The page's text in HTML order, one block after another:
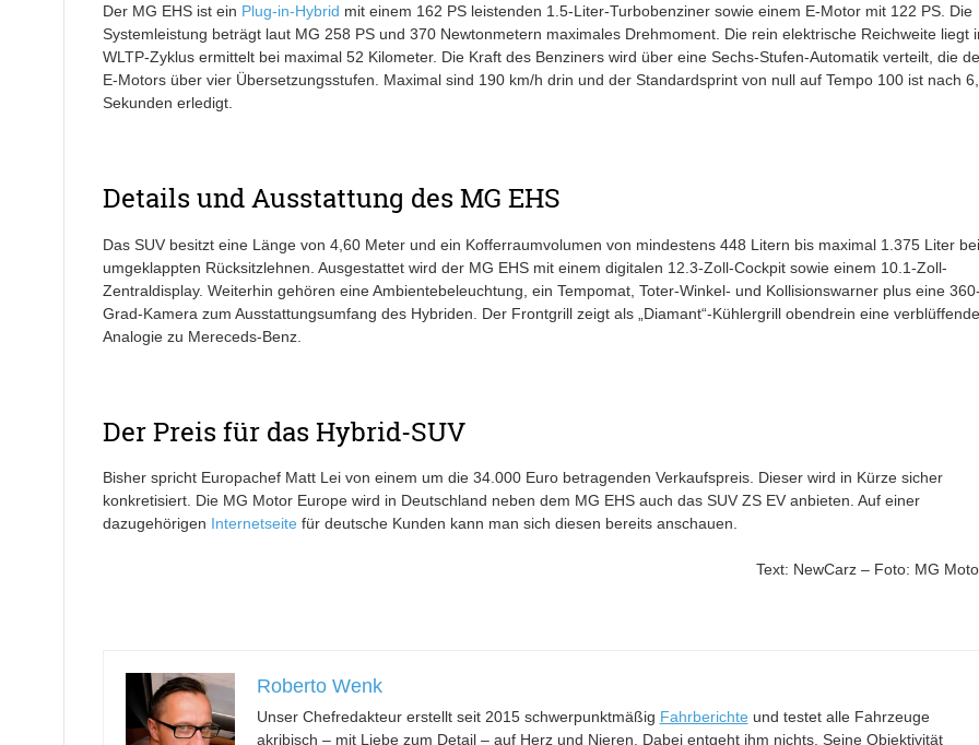
Der MG EHS ist ein Plug-in-Hybrid mit einem 162 PS leistenden 1.5-Liter-Turbobenziner sowie einem E-Motor mit 122 PS. Die
Systemleistung beträgt laut MG 258 PS und 370 Newtonmetern maximales Drehmoment. Die rein elektrische Reichweite liegt
WLTP-Zyklus ermittelt bei maximal 52 Kilometer. Die Kraft des Benziners wird über eine Sechs-Stufen-Automatik verteilt, die
E-Motors über vier Übersetzungsstufen. Maximal sind 190 km/h drin und der Standardsprint von null auf Tempo 100 ist nach
Sekunden erledigt.
Details und Ausstattung des MG EHS
Das SUV besitzt eine Länge von 4,60 Meter und ein Kofferraumvolumen von mindestens 448 Litern bis maximal 1.375 Liter bei
umgeklappten Rücksitzlehnen. Ausgestattet wird der MG EHS mit einem digitalen 12.3-Zoll-Cockpit sowie einem 10.1-Zoll-
Zentraldisplay. Weiterhin gehören eine Ambientebeleuchtung, ein Tempomat, Toter-Winkel- und Kollisionswarner plus eine
Grad-Kamera zum Ausstattungsumfang des Hybriden. Der Frontgrill zeigt als „Diamant“-Kühlergrill obendrein eine verblüffende
Analogie zu Mereceds-Benz.
Der Preis für das Hybrid-SUV
Bisher spricht Europachef Matt Lei von einem um die 34.000 Euro betragenden Verkaufspreis. Dieser wird in Kürze sicher
konkretisiert. Die MG Motor Europe wird in Deutschland neben dem MG EHS auch das SUV ZS EV anbieten. Auf einer
dazugehörigen Internetseite für deutsche Kunden kann man sich diesen bereits anschauen.
Text: NewCarz – Foto: MG
Roberto Wenk
Unser Chefredakteur erstellt seit 2015 schwerpunktmäßig Fahrberichte und testet alle Fahrzeuge
akribisch – mit Liebe zum Detail – auf Herz und Nieren. Dabei entgeht ihm nichts. Seine Objektivität